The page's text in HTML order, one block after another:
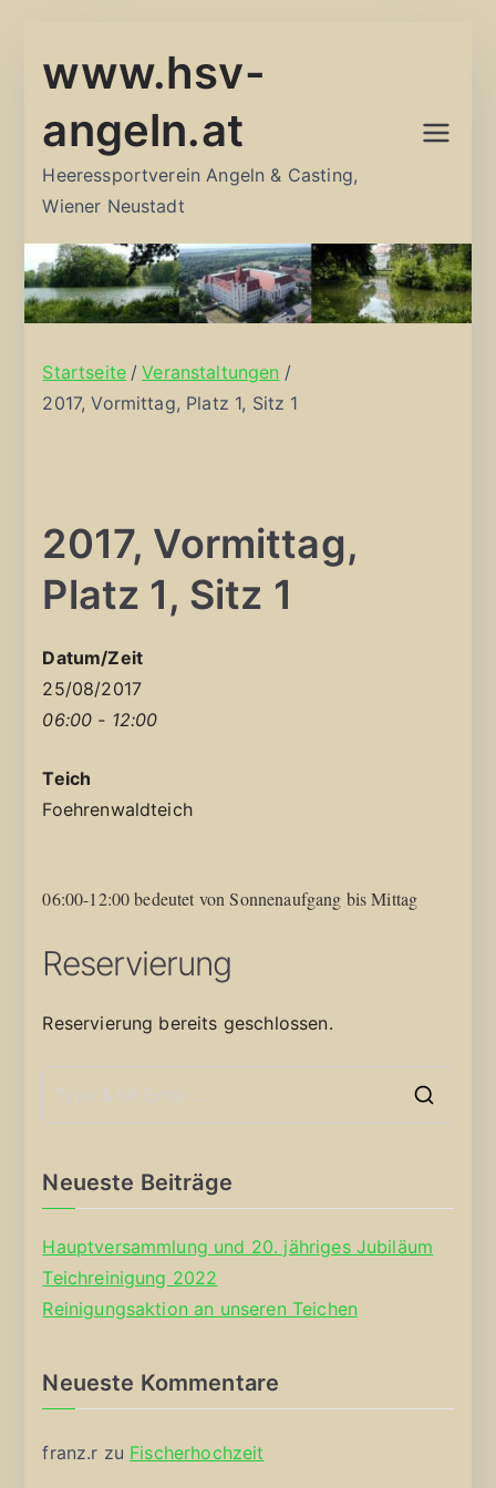
Inhalt
www.hsv-
angeln.at
Heeressportverein Angeln & Casting,
Wiener Neustadt
Startseite
Veranstaltungen
2017, Vormittag, Platz 1, Sitz 1
2017, Vormittag,
Platz 1, Sitz 1
Datum/Zeit
25/08/2017
06:00 - 12:00
Teich
Foehrenwaldteich
06:00-12:00 bedeutet von Sonnenaufgang bis Mittag
Reservierung
Reservierung bereits geschlossen.
Neueste Beiträge
Hauptversammlung und 20. jähriges Jubiläum
Teichreinigung 2022
Reinigungsaktion an unseren Teichen
Neueste Kommentare
franz.r zu Fischerhochzeit